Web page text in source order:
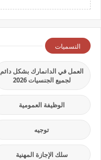
التسميات
العمل في الدانمارك بشكل دائم
لجميع الجنسيات 2026
الوظيفة العمومية
توجيه
سلك الإجازة المهنية